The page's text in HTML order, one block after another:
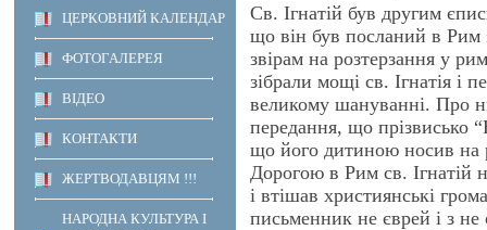
ЦЕРКОВНИЙ КАЛЕНДАР
ФОТОГАЛЕРЕЯ
ВІДЕО
КОНТАКТИ
ЖЕРТВОДАВЦЯМ !!!
НАРОДНА КУЛЬТУРА І
Св. Ігнатій був другим
що він був посланий в Рим
звірам на розтерзання у
зібрали мощі св. Ігнатія і
великому шануванні. Про
передання, що прізвисько
що його дитиною носив на
Дорогою в Рим св. Ігнатій
і втішав християнські
письменник не єврей і з не